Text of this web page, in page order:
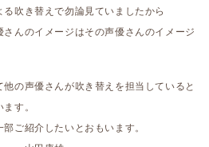
吹き替えで勿論見ていましたから
んのイメージはその声優さんのイメージ
の声優さんが吹き替えを担当していると
す。
ご紹介したいとおもいます。